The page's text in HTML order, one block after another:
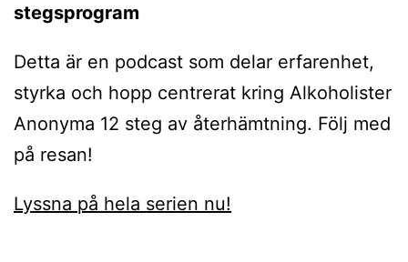
stegsprogram
Detta är en podcast som delar erfarenhet,
styrka och hopp centrerat kring Alkoholister
Anonyma 12 steg av återhämtning. Följ med
på resan!
Lyssna på hela serien nu!